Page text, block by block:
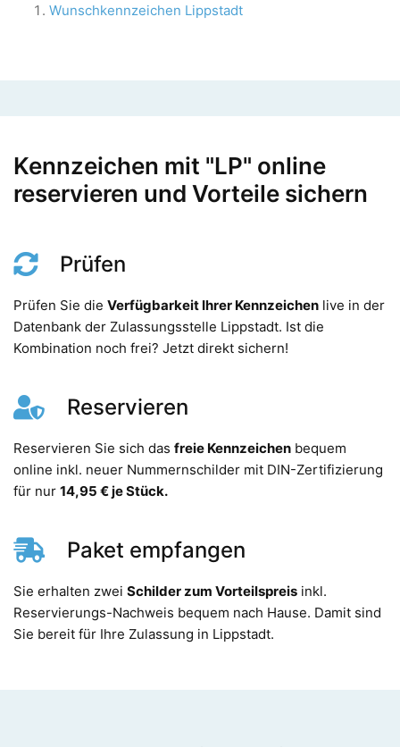
Wunschkennzeichen Lippstadt
Kennzeichen mit "LP" online
reservieren und Vorteile sichern
Prüfen
Prüfen Sie die Verfügbarkeit Ihrer Kennzeichen live in der
Datenbank der Zulassungsstelle Lippstadt. Ist die
Kombination noch frei? Jetzt direkt sichern!
Reservieren
Reservieren Sie sich das freie Kennzeichen bequem
online inkl. neuer Nummernschilder mit DIN-Zertifizierung
für nur 14,95 € je Stück.
Paket empfangen
Sie erhalten zwei Schilder zum Vorteilspreis inkl.
Reservierungs-Nachweis bequem nach Hause. Damit sind
Sie bereit für Ihre Zulassung in Lippstadt.